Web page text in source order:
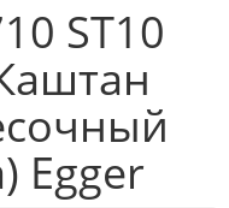
ST10
Egger